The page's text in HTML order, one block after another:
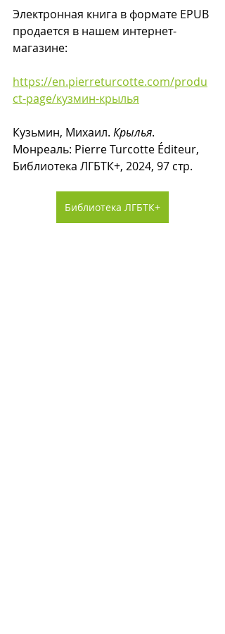
Электронная книга в формате EPUB
продается в нашем интернет-
магазине:
https://en.pierreturcotte.com/produ
ct-page/кузмин-крылья
Кузьмин, Михаил. Крылья.
Монреаль: Pierre Turcotte Éditeur,
Библиотека ЛГБТК+, 2024, 97 стр.
Библиотека ЛГБТК+